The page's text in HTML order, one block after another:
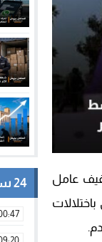
عامل
24 ساعة